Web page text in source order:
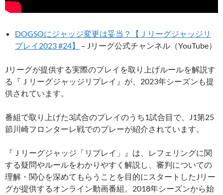
DOGSOにジャッジ変更は妥当？【Ｊリーグジャッジリ
プレイ2023 #24】
– Jリーグ公式チャンネル（YouTube）
Jリーグが提供する実際のプレイを取り上げルールを解説す
る『Ｊリーグジャッジリプレイ』が、2023年シーズンも提
供されています。
番組で取り上げた3試合のプレイのうち1試合目で、J1第25
節川崎フロンターレ戦でのプレーが紹介されています。
『Ｊリーグジャッジ「リプレイ」』は、レフェリングに関
する疑問やルールをわかりやすく解説し、審判についての
理解・関心を深めてもらうことを目的にスタートしたJリー
グが提供するオンライン動画番組。2018年シーズンから始